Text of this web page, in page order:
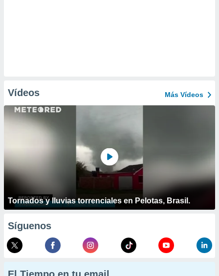
Vídeos Más Vídeos
Tornados y lluvias torrenciales en Pelotas, Brasil.
Síguenos